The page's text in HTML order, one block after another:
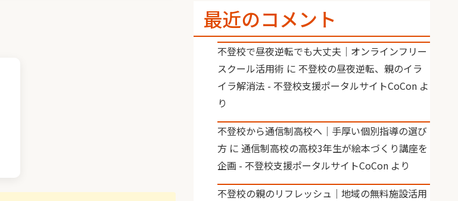
最近のコメント
不登校で昼夜逆転でも大丈夫｜オンラインフリー
スクール活用術 に 不登校の昼夜逆転、親のイラ
イラ解消法 - 不登校支援ポータルサイトCoCon よ
り
不登校から通信制高校へ｜手厚い個別指導の選び
方 に通信制高校の高校3年生が絵本づくり講座を
企画 - 不登校支援ポータルサイトCoCon より
不登校の親のリフレッシュ｜地域の無料施設活用